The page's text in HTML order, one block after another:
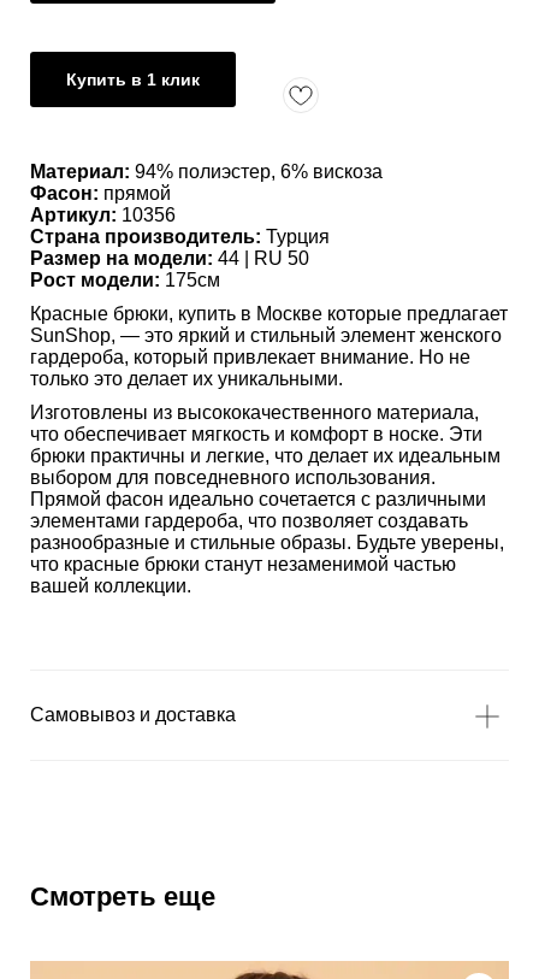
Купить в 1 клик
Материал: 94% полиэстер, 6% вискоза
Фасон: прямой
Артикул: 10356
Страна производитель: Турция
Размер на модели: 44 | RU 50
Рост модели: 175см
Красные брюки, купить в Москве которые предлагает
SunShop, — это яркий и стильный элемент женского
гардероба, который привлекает внимание. Но не
только это делает их уникальными.
Изготовлены из высококачественного материала,
что обеспечивает мягкость и комфорт в носке. Эти
брюки практичны и легкие, что делает их идеальным
выбором для повседневного использования.
Прямой фасон идеально сочетается с различными
элементами гардероба, что позволяет создавать
разнообразные и стильные образы. Будьте уверены,
что красные брюки станут незаменимой частью
вашей коллекции.
Самовывоз и доставка
Смотреть еще